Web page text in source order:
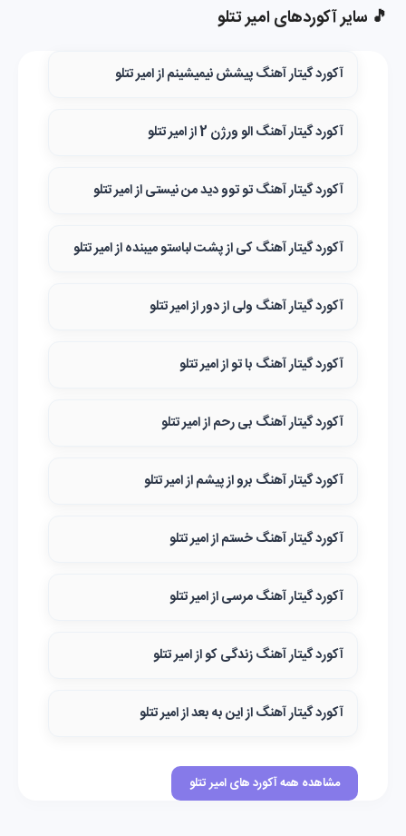
🎵 سایر آکوردهای امیر تتلو
آکورد گیتار آهنگ پیشش نیمیشینم از امیر تتلو
آکورد گیتار آهنگ الو ورژن 2 از امیر تتلو
آکورد گیتار آهنگ تو توو دید من نیستی از امیر تتلو
آکورد گیتار آهنگ کی از پشت لباستو میبنده از امیر تتلو
آکورد گیتار آهنگ ولی از دور از امیر تتلو
آکورد گیتار آهنگ با تو از امیر تتلو
آکورد گیتار آهنگ بی رحم‌ از امیر تتلو
آکورد گیتار آهنگ برو از پیشم از امیر تتلو
آکورد گیتار آهنگ خستم از امیر تتلو
آکورد گیتار آهنگ مرسی از امیر تتلو
آکورد گیتار آهنگ زندگی کو از امیر تتلو
آکورد گیتار آهنگ از این به بعد از امیر تتلو
مشاهده همه آکورد های امیر تتلو